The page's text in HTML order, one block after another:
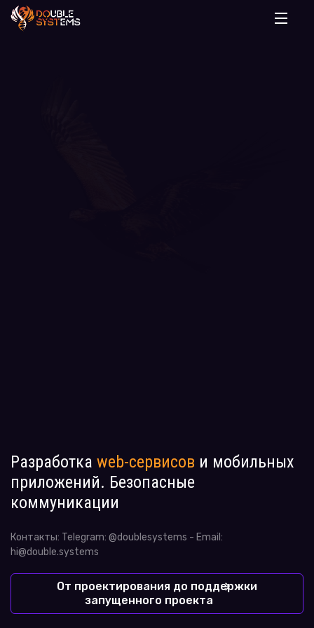
Разработка web-сервисов и мобильных
приложений. Безопасные
коммуникации
Контакты: Telegram: @doublesystems - Email:
hi@double.systems
От проектирования до поддержки
запущенного проекта